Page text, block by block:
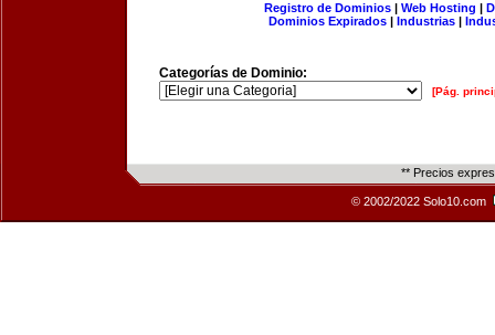
Registro de Dominios| Web Hosting |
Dominios Expirados | Industrias |
Categorías de Dominio:
[Pág.
** Precios
© 2002/2022 Solo10.com